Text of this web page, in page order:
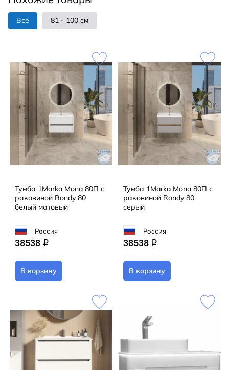
Все 81 - 100 см
Тумба 1Marka Mona 80П с
раковиной Rondy 80
белый матовый
Россия
38538 q
В корзину
Тумба 1Marka Mona 80П с
раковиной Rondy 80
серый
Россия
38538 q
В корзину